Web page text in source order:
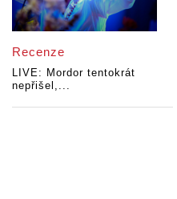
Recenze
LIVE: Mordor tentokrát
nepřišel,...